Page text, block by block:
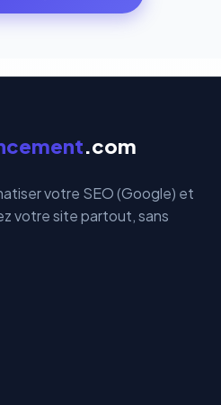
sont gérées directement et
.com
votre SEO (Google) et
votre site partout, sans